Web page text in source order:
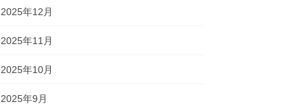
2025年12月
2025年11月
2025年10月
2025年9月